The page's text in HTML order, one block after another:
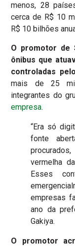
menos, 28
cerca de R$ 10
R$ 10 bilhões
O promotor de
ônibus que
controladas
mais de 25
integrantes do
empresa.
“Era só
fonte
vermelha
Esses
empresas
ano da
Gakiya.
O promotor